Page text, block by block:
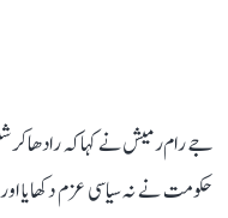
جے رام رمیش نے کہا کہ
حکومت نے نہ سیاسی عزم دکھایا